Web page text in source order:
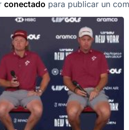
conectado para publicar un